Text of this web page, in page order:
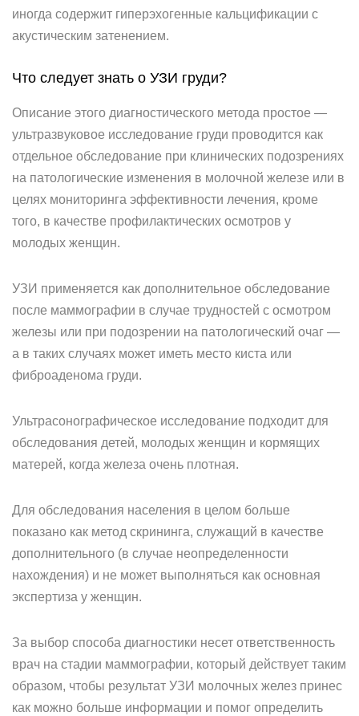
иногда содержит гиперэхогенные кальцификации с
акустическим затенением.
Что следует знать о УЗИ груди?
Описание этого диагностического метода простое —
ультразвуковое исследование груди проводится как
отдельное обследование при клинических подозрениях
на патологические изменения в молочной железе или в
целях мониторинга эффективности лечения, кроме
того, в качестве профилактических осмотров у
молодых женщин.
УЗИ применяется как дополнительное обследование
после маммографии в случае трудностей с осмотром
железы или при подозрении на патологический очаг —
а в таких случаях может иметь место киста или
фиброаденома груди.
Ультрасонографическое исследование подходит для
обследования детей, молодых женщин и кормящих
матерей, когда железа очень плотная.
Для обследования населения в целом больше
показано как метод скрининга, служащий в качестве
дополнительного (в случае неопределенности
нахождения) и не может выполняться как основная
экспертиза у женщин.
За выбор способа диагностики несет ответственность
врач на стадии маммографии, который действует таким
образом, чтобы результат УЗИ молочных желез принес
как можно больше информации и помог определить